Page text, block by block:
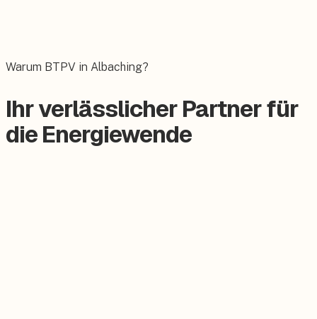
Warum BTPV in Albaching?
Ihr verlässlicher Partner für
die Energiewende